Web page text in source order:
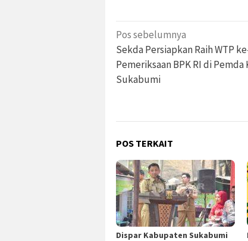
Navigasi
pos
Pos sebelumnya
Sekda Persiapkan Raih WTP
Pemeriksaan BPK RI di
Sukabumi
POS TERKAIT
Dispar Kabupaten Sukabumi